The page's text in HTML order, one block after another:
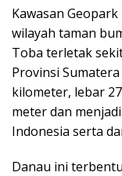
Kawasan
wilayah taman
Toba terletak
Provinsi
kilometer, lebar
meter dan
Indonesia serta
Danau ini